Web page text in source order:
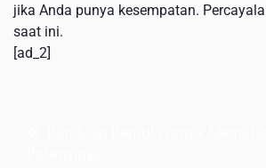
jika Anda punya kesempatan.
saat ini.
[ad_2]